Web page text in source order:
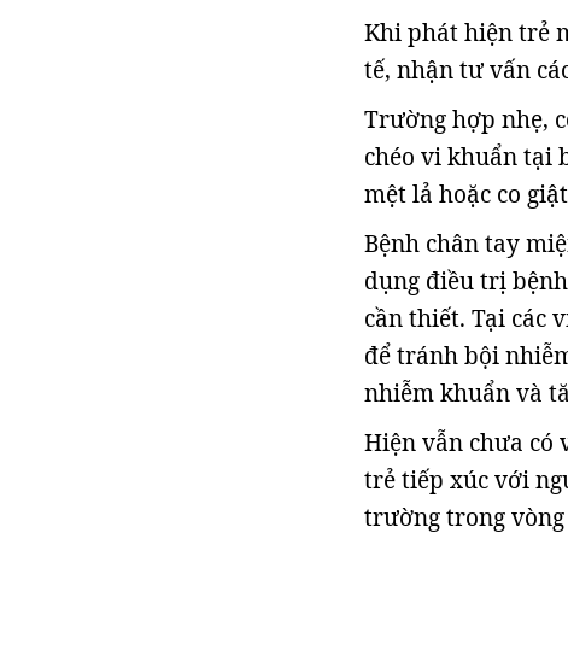
Khi phát hiện trẻ
tế, nhận tư vấn
Trường hợp nhẹ,
chéo vi khuẩn tại
mệt lả hoặc co
Bệnh chân tay
dụng điều trị
cần thiết. Tại các
để tránh bội
nhiễm khuẩn và
Hiện vẫn chưa có
trẻ tiếp xúc với
trường trong vòng